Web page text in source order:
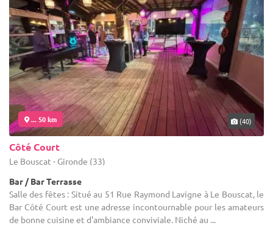
... 50 km (40)
Côté Court
Le Bouscat - Gironde (33)
Bar / Bar Terrasse
Salle des fêtes : Situé au 51 Rue Raymond Lavigne à Le Bouscat, le
Bar Côté Court est une adresse incontournable pour les amateurs
de bonne cuisine et d'ambiance conviviale. Niché au ...